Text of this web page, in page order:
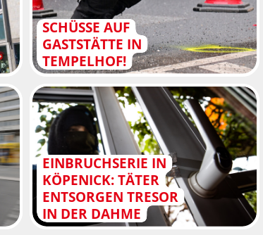
SCHÜSSE AUF
GASTSTÄTTE IN
TEMPELHOF!
EINBRUCHSERIE IN
KÖPENICK: TÄTER
ENTSORGEN TRESOR
IN DER DAHME